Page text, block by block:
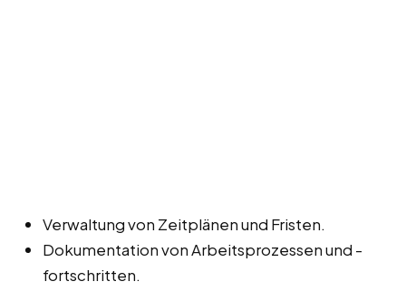
Verwaltung von Zeitplänen und Fristen.
Dokumentation von Arbeitsprozessen und -
fortschritten.